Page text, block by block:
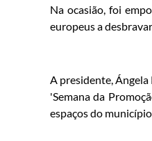
Na ocasião, foi
europeus a
A presidente, Ángela
'Semana da
espaços do